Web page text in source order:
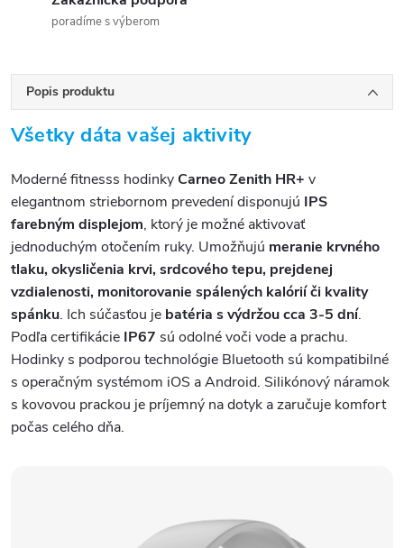
poradíme s výberom
Popis produktu
Všetky dáta vašej aktivity
Moderné fitnesss hodinkyCarneo Zenith HR+ v
elegantnom striebornom prevedení disponujú IPS
farebným displejom, ktorý je možné aktivovať
jednoduchým otočením ruky. Umožňujú meranie krvného
tlaku, okysličenia krvi, srdcového tepu, prejdenej
vzdialenosti, monitorovanie spálených kalórií či kvality
spánku. Ich súčasťou je batéria s výdržou cca 3-5 dní.
Podľa certifikácie IP67 sú odolné voči vode a prachu.
Hodinky s podporou technológie Bluetooth sú kompatibilné
s operačným systémom iOS a Android. Silikónový náramok
s kovovou prackou je príjemný na dotyk a zaručuje komfort
počas celého dňa.